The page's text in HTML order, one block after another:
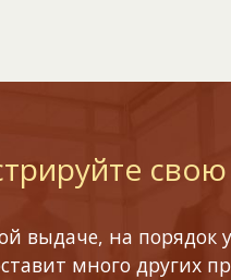
выдаче, на порядок
много других